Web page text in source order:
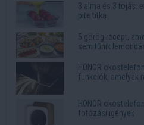
3 alma és 3 tojás:
pite titka
5 görög recept,
sem tűnik
HONOR
funkciók, amelyek
HONOR
fotózási igények